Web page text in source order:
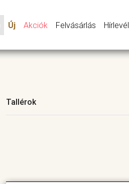
Új Akciók Felvásárlás Hírlevél
Tallérok